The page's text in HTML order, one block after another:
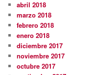
abril 2018
marzo 2018
febrero 2018
enero 2018
diciembre 2017
noviembre 2017
octubre 2017